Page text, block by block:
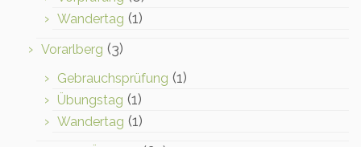
Wandertag (1)
Vorarlberg (3)
Gebrauchsprüfung (1)
Übungstag (1)
Wandertag (1)